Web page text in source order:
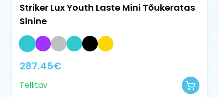
Striker Lux Youth Laste Mini Tõukeratas
Sinine
287.45€
Tellitav